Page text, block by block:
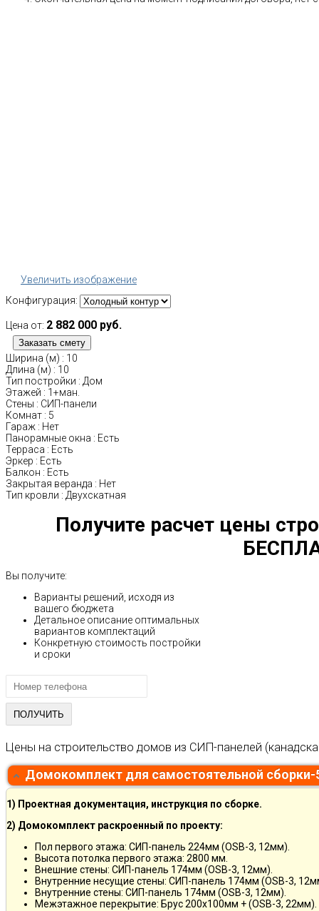
Увеличить изображение
Конфигурация:
Цена от: 2 882 000 руб.
Ширина (м) : 10
Длина (м) : 10
Тип постройки : Дом
Этажей : 1+ман.
Стены : СИП-панели
Комнат : 5
Гараж : Нет
Панорамные окна : Есть
Терраса : Есть
Эркер : Есть
Балкон : Есть
Закрытая веранда : Нет
Тип кровли : Двухскатная
Получите расчет цены
Вы получите:
Варианты решений, исходя из
вашего бюджета
Детальное описание оптимальных
вариантов комплектаций
Конкретную стоимость постройки
и сроки
Цены на строительство домов из СИП-панелей
Домокомплект для самостоятельной
1) Проектная документация, инструкция по сборке.
2) Домокомплект раскроенный по проекту:
Пол первого этажа: СИП-панель 224мм (OSB-3, 12мм).
Высота потолка первого этажа: 2800 мм.
Внешние стены: СИП-панель 174мм (OSB-3, 12мм).
Внутренние несущие стены: СИП-панель 174мм (OSB-3,
Внутренние стены: СИП-панель 174мм (OSB-3, 12мм).
Межэтажное перекрытие: Брус 200х100мм + (OSB-3, 22мм).